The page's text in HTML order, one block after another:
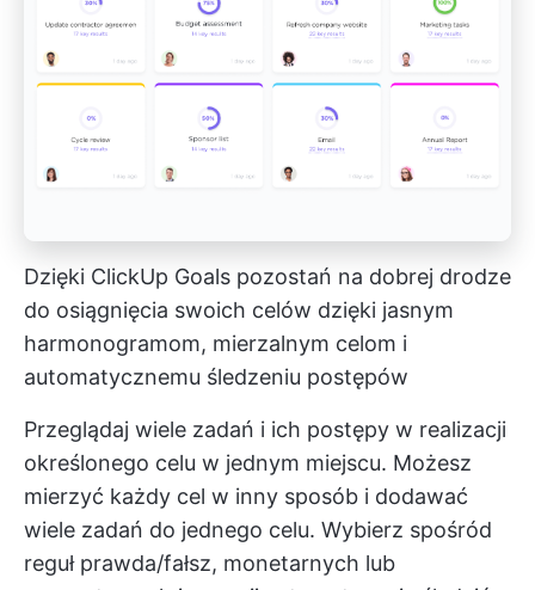
Dzięki ClickUp Goals pozostań na dobrej drodze
do osiągnięcia swoich celów dzięki jasnym
harmonogramom, mierzalnym celom i
automatycznemu śledzeniu postępów
Przeglądaj wiele zadań i ich postępy w realizacji
określonego celu w jednym miejscu. Możesz
mierzyć każdy cel w inny sposób i dodawać
wiele zadań do jednego celu. Wybierz spośród
reguł prawda/fałsz, monetarnych lub